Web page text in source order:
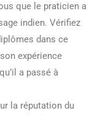
que le praticien a
indien. Vérifiez
dans ce
expérience
a passé à
la réputation du